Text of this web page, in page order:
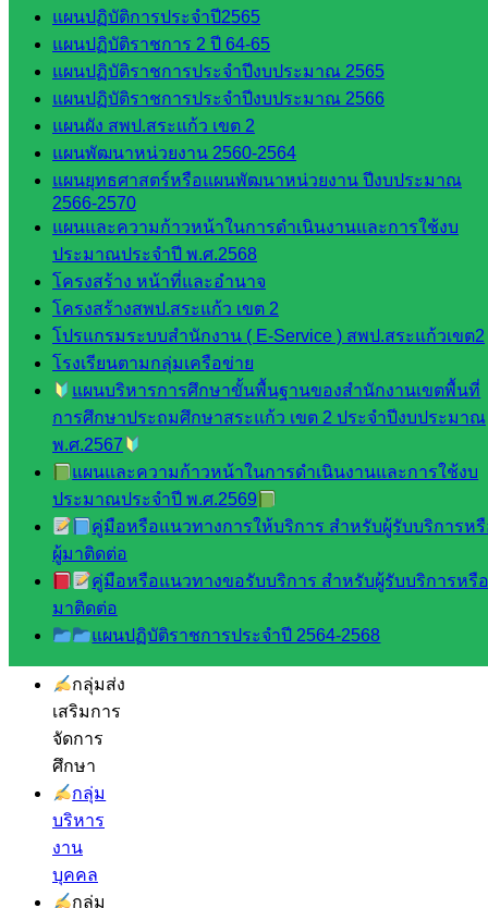
แผนปฏิบัติการประจำปี2565
แผนปฏิบัติราชการ 2 ปี 64-65
แผนปฏิบัติราชการประจำปีงบประมาณ 2565
แผนปฏิบัติราชการประจำปีงบประมาณ 2566
แผนผัง สพป.สระแก้ว เขต 2
แผนพัฒนาหน่วยงาน 2560-2564
แผนยุทธศาสตร์หรือแผนพัฒนาหน่วยงาน ปีงบประมาณ
2566-2570
แผนและความก้าวหน้าในการดำเนินงานและการใช้งบ
ประมาณประจำปี พ.ศ.2568
โครงสร้าง หน้าที่และอำนาจ
โครงสร้างสพป.สระแก้ว เขต 2
โปรแกรมระบบสำนักงาน ( E-Service ) สพป.สระแก้วเขต2
โรงเรียนตามกลุ่มเครือข่าย
แผนบริหารการศึกษาขั้นพื้นฐานของสำนักงานเขตพื้นที่
การศึกษาประถมศึกษาสระแก้ว เขต 2 ประจำปีงบประมาณ
พ.ศ.2567
แผนและความก้าวหน้าในการดำเนินงานและการใช้งบ
ประมาณประจำปี พ.ศ.2569
คู่มือหรือแนวทางการให้บริการ สำหรับผู้รับบริการห
ผู้มาติดต่อ
คู่มือหรือแนวทางขอรับบริการ สำหรับผู้รับบริการหรื
มาติดต่อ
แผนปฏิบัติราชการประจำปี 2564-2568
เว็บไซต์
คณะ
กรรมการ
ก.ต.ป.น.
เว็บไซต์
อ.ค.ก.ศ.เขต
พื้นที่การ
ศึกษา
ดาวน์โหลด
เอกสาร
กลุ่
มอำนวย
การ
กลุ่ม
บริหาร
งานงาน
เงินและ
สินทรัพย์
กลุ่มน
โยบาย
กลุ่มส่ง
เสริมการ
จัดการ
ศึกษา
กลุ่ม
บริหาร
งาน
บุคคล
กลุ่ม